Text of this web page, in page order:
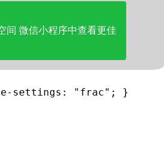
小型大写字母 */
settings: "liga" 0; }
间 微信小程序中查看更佳